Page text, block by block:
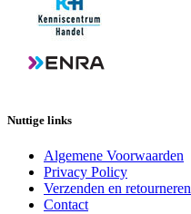
Nuttige links
Algemene Voorwaarden
Privacy Policy
Verzenden en retourneren
Contact